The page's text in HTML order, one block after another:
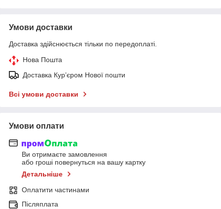
Умови доставки
Доставка здійснюється тільки по передоплаті.
Нова Пошта
Доставка Курʼєром Нової пошти
Всі умови доставки
Умови оплати
Ви отримаєте замовлення
або гроші повернуться на вашу картку
Детальніше
Оплатити частинами
Післяплата